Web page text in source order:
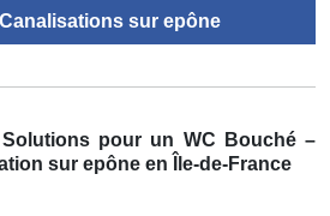
sur epône
pour un WC Bouché –
sur epône en Île-de-France